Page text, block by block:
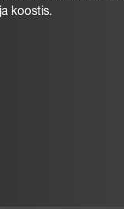
koostis.